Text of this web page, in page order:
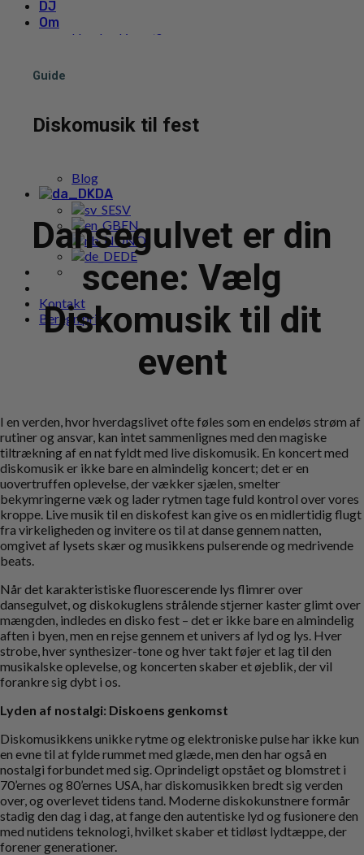
DJ
Om
Hvad er Limunt?
Inspiration
Populære bookings
Blog
DA
SV
EN
NO
DE
Kontakt
Beregn pris
Guide
Diskomusik til fest
Dansegulvet er din
scene: Vælg
Diskomusik til dit
event
I en verden, hvor hverdagslivet ofte føles som en endeløs strøm af
rutiner og ansvar, kan intet sammenlignes med den magiske
tiltrækning af en nat fyldt med live diskomusik. En koncert med
diskomusik er ikke bare en almindelig koncert; det er en
uovertruffen oplevelse, der vækker sjælen, smelter
bekymringerne væk og lader rytmen tage fuld kontrol over vores
kroppe. Live musik til en diskofest kan give os en midlertidig flugt
fra virkeligheden og invitere os til at danse gennem natten,
omgivet af lysets skær og musikkens pulserende og medrivende
beats.
Når det karakteristiske fluorescerende lys flimrer over
dansegulvet, og diskokuglens strålende stjerner kaster glimt over
mængden, indledes en disko fest – det er ikke bare en almindelig
aften i byen, men en rejse gennem et univers af lyd og lys. Hver
strobe, hver synthesizer-tone og hver takt føjer et lag til den
musikalske oplevelse, og koncerten skaber et øjeblik, der vil
forankre sig dybt i os.
Lyden af nostalgi: Diskoens genkomst
Diskomusikkens unikke rytme og elektroniske pulse har ikke kun
en evne til at fylde rummet med glæde, men den har også en
nostalgi forbundet med sig. Oprindeligt opstået og blomstret i
70’ernes og 80’ernes USA, har diskomusikken bredt sig verden
over, og overlevet tidens tand. Moderne diskokunstnere formår
stadig den dag i dag, at fange den autentiske lyd og fusionere den
med nutidens teknologi, hvilket skaber et tidløst lydtæppe, der
forener generationer.